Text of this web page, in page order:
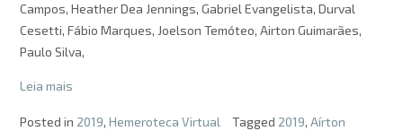
Campos, Heather Dea Jennings, Gabriel Evangelista, Durval
Cesetti, Fábio Marques, Joelson Temóteo, Airton Guimarães,
Paulo Silva,
Leia mais
Posted in 2019, Hemeroteca Virtual Tagged 2019, Aírton